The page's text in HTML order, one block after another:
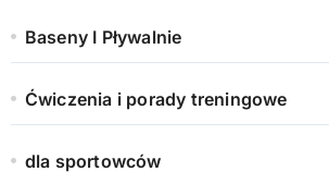
Baseny I Pływalnie
Ćwiczenia i porady treningowe
dla sportowców